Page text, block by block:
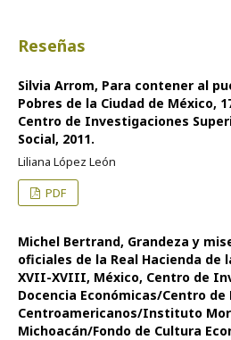
Reseñas
Silvia Arrom, Para contener al
Pobres de la Ciudad de México,
Centro de Investigaciones
Social, 2011.
Liliana López León
PDF
Michel Bertrand, Grandeza y
oficiales de la Real Hacienda de
XVII-XVIII, México, Centro de
Docencia Económicas/Centro
Centroamericanos/Instituto
Michoacán/Fondo de Cultura